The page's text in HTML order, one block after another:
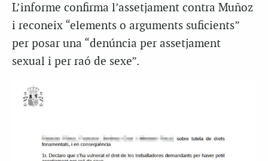
L’informe confirma l’assetjament contra Muñoz
i reconeix “elements o arguments suficients”
per posar una “denúncia per assetjament
sexual i per raó de sexe”.